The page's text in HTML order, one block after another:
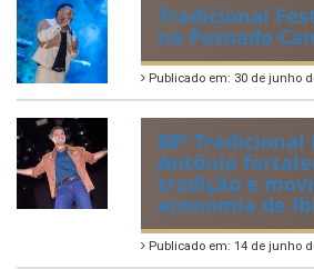
Tradicional
no Povoado
Publicado em: 30 de junho
88ª Tradicional
Antônio
tradição e
economia de
Publicado em: 14 de junho